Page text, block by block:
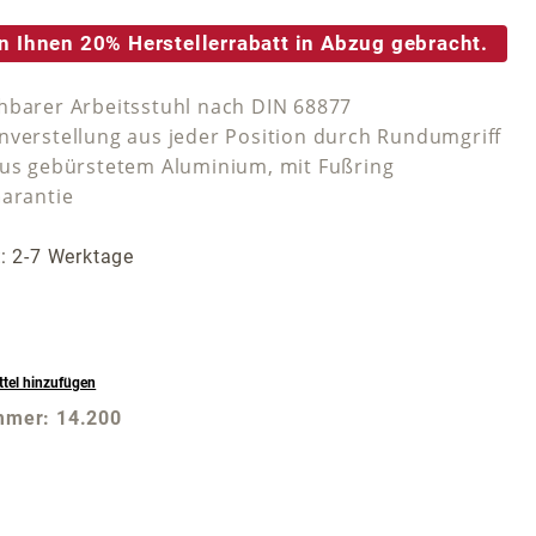
Ihnen 20% Herstellerrabatt in Abzug gebracht.
Arbeitsstuhl nach DIN 68877
aus jeder Position durch Rundumgriff
gebürstetem Aluminium, mit Fußring
2-7 Werktage
hinzufügen
14.200